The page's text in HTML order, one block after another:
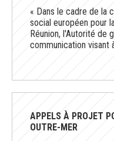
« Dans le cadre de la
social européen pour
Réunion, l'Autorité de
communication visant
APPELS À PROJET
OUTRE-MER